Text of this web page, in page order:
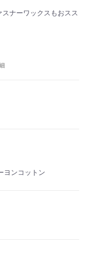
スナーワックス もおスス
ヨンコットン